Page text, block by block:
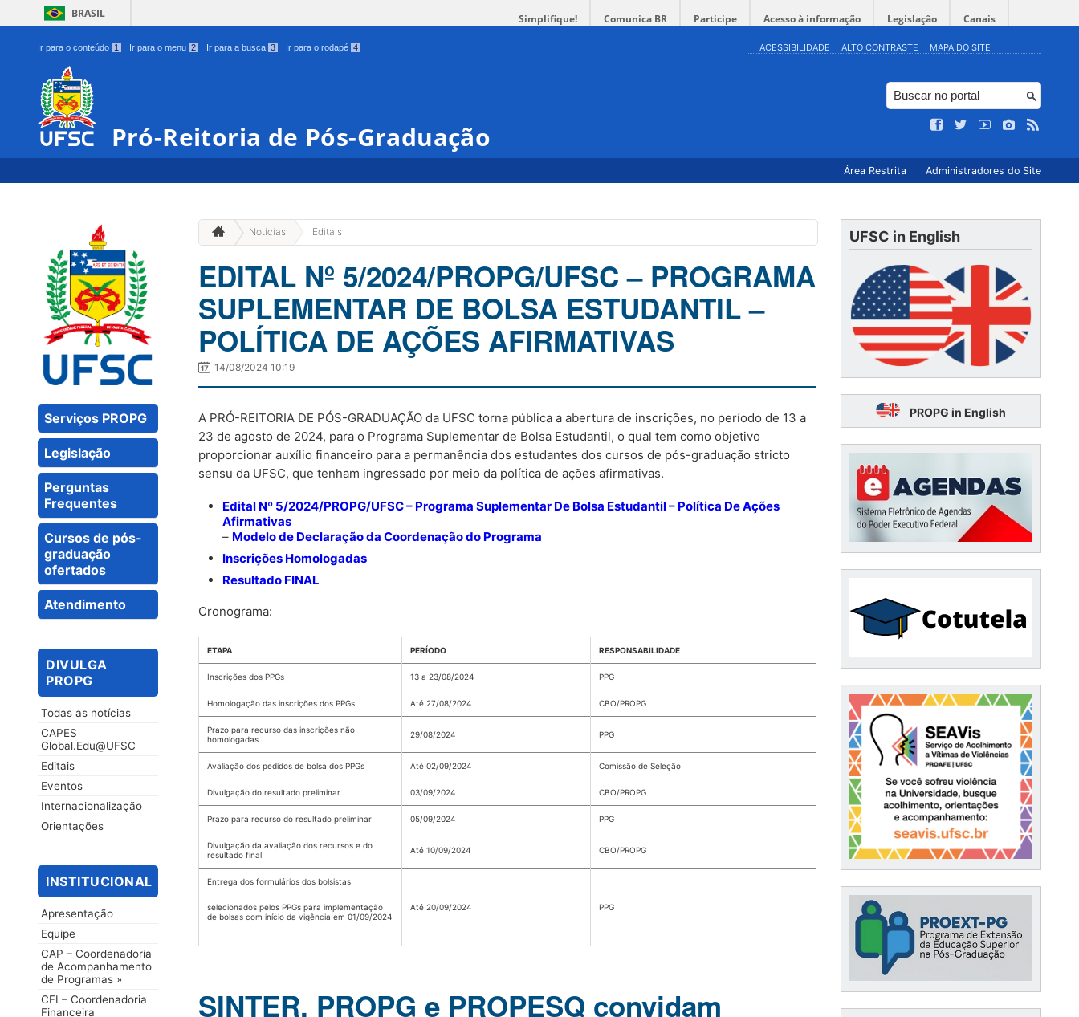
BRASIL Simplifique! Comunica BR Participe Acesso à informação Legislação Canais
Ir para o conteúdo 1 Ir para o menu 2 Ir para a busca 3 Ir para o rodapé 4 ACESSIBILIDADE ALTO CONTRASTE MAPA DO SITE
Pró-Reitoria de Pós-Graduação
Área Restrita Administradores do Site
Serviços PROPG
Legislação
Perguntas
Frequentes
Cursos de pós-
graduação
ofertados
Atendimento
DIVULGA
PROPG
Todas as notícias
CAPES
Global.Edu@UFSC
Editais
Eventos
Internacionalização
Orientações
INSTITUCIONAL
Apresentação
Equipe
CAP – Coordenadoria
de Acompanhamento
de Programas »
CFI – Coordenadoria
Financeira
Notícias Editais
EDITAL Nº 5/2024/PROPG/UFSC – PROGRAMA
SUPLEMENTAR DE BOLSA ESTUDANTIL –
POLÍTICA DE AÇÕES AFIRMATIVAS
14/08/2024 10:19
A PRÓ-REITORIA DE PÓS-GRADUAÇÃO da UFSC torna pública a abertura de inscrições, no período de 13 a
23 de agosto de 2024, para o Programa Suplementar de Bolsa Estudantil, o qual tem como objetivo
proporcionar auxílio financeiro para a permanência dos estudantes dos cursos de pós-graduação stricto
sensu da UFSC, que tenham ingressado por meio da política de ações afirmativas.
Edital Nº 5/2024/PROPG/UFSC – Programa Suplementar De Bolsa Estudantil – Política De Ações
Afirmativas
– Modelo de Declaração da Coordenação do Programa
Inscrições Homologadas
Resultado FINAL
Cronograma:
ETAPA PERÍODO RESPONSABILIDADE
Inscrições dos PPGs 13 a 23/08/2024 PPG
Homologação das inscrições dos PPGs Até 27/08/2024 CBO/PROPG
Prazo para recurso das inscrições não
homologadas
29/08/2024 PPG
Avaliação dos pedidos de bolsa dos PPGs Até 02/09/2024 Comissão de Seleção
Divulgação do resultado preliminar 03/09/2024 CBO/PROPG
Prazo para recurso do resultado preliminar 05/09/2024 PPG
Divulgação da avaliação dos recursos e do
resultado final
Até 10/09/2024 CBO/PROPG
Entrega dos formulários dos bolsistas
selecionados pelos PPGs para implementação
de bolsas com início da vigência em 01/09/2024
Até 20/09/2024 PPG
SINTER, PROPG e PROPESQ convidam
UFSC in English
PROPG in English